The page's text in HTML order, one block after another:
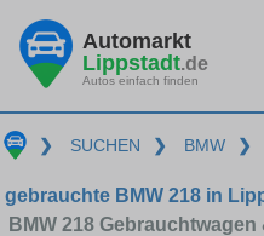
Automarkt
Lippstadt.de
Autos einfach finden
❯ SUCHEN ❯ BMW ❯
gebrauchte BMW 218 in
BMW 218